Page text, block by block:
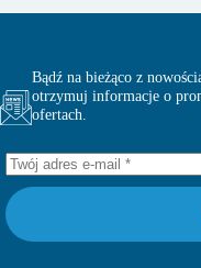
Bądź na bieżąco z
otrzymuj informacje o
ofertach.